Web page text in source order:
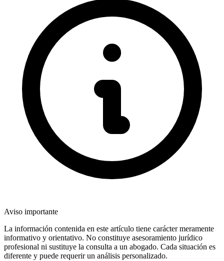
Aviso importante
La información contenida en este artículo tiene carácter meramente
informativo y orientativo. No constituye asesoramiento jurídico
profesional ni sustituye la consulta a un abogado. Cada situación es
diferente y puede requerir un análisis personalizado.